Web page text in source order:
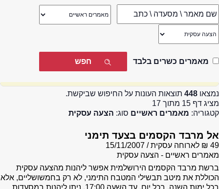
מאמרים כשרים בלבד
נמצאו 448 תוצאות העונות על החיפוש שביקשת.
מציג דף 15 מתוך 17
קטגוריה: מאמרים ראשיים סוג: הצעה עסקית
אל מרבד הקסמים בצעד תימני
49 ₪ לארוחה עסקית
15/11/2007
מאמרים ראשיים - הצעה עסקית
ברשת מרבד הקסמים הירושלמית אפשר ליהנות מהצעה עסקית
הכוללת את מיטב תבשילי המטבח התימני, לא רק בחמשושליים, אלא